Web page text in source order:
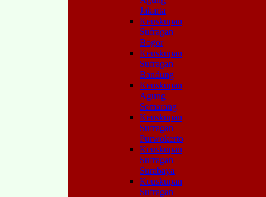
Jakarta
Keuskupan
Sufragan
Bogor
Keuskupan
Sufragan
Bandung
Keuskupan
Agung
Semarang
Keuskupan
Sufragan
Purwokerto
Keuskupan
Sufragan
Surabaya
Keuskupan
Sufragan